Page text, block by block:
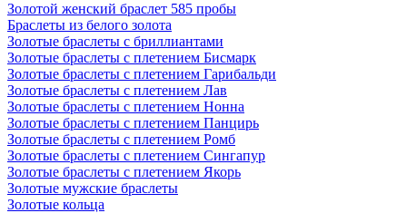
Золотой женский браслет 585 пробы
Браслеты из белого золота
Золотые браслеты с бриллиантами
Золотые браслеты с плетением Бисмарк
Золотые браслеты с плетением Гарибальди
Золотые браслеты с плетением Лав
Золотые браслеты с плетением Нонна
Золотые браслеты с плетением Панцирь
Золотые браслеты с плетением Ромб
Золотые браслеты с плетением Сингапур
Золотые браслеты с плетением Якорь
Золотые мужские браслеты
Золотые кольца